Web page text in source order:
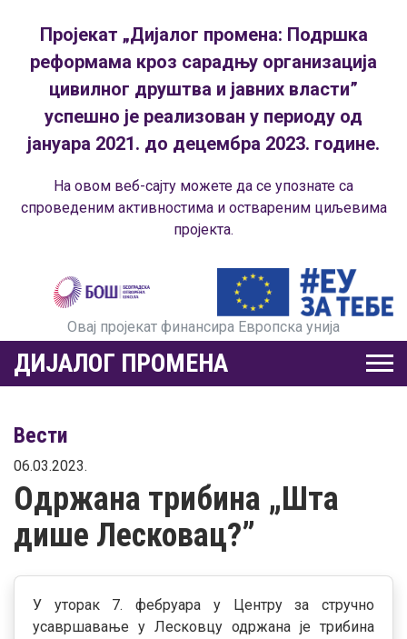
Пројекат „Дијалог промена: Подршка
реформама кроз сарадњу организација
цивилног друштва и јавних власти”
успешно је реализован у периоду од
јануара 2021. до децембра 2023. године.
На овом веб-сајту можете да се упознате са
спроведеним активностима и оствареним циљевима
пројекта.
Овај пројекат финансира Европска унија
ДИЈАЛОГ ПРОМЕНА
Вести
06.03.2023.
Одржана трибина „Шта
дише Лесковац?”
У уторак 7. фебруара у Центру за стручно
усавршавање у Лесковцу одржана је трибина